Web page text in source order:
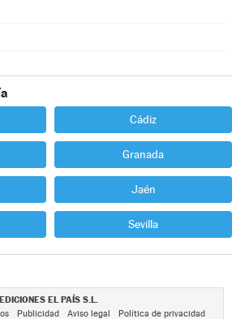
Cádiz
Granada
Jaén
Sevilla
EDICIONES EL PAÍS S.L.
Publicidad Aviso legal Política de privacidad